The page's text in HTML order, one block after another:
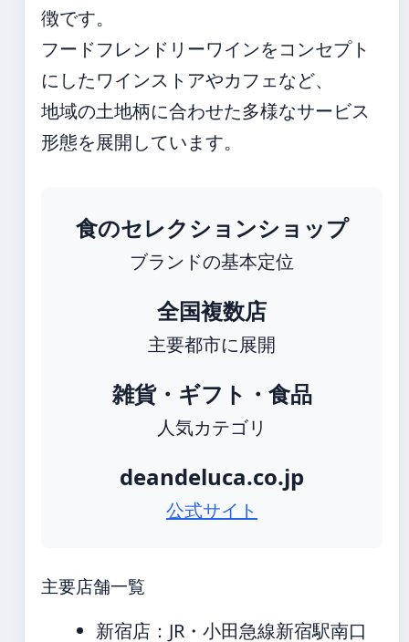
徴です。
フードフレンドリーワインをコンセプト
にしたワインストアやカフェなど、
地域の土地柄に合わせた多様なサービス
形態を展開しています。
食のセレクションショップ
ブランドの基本定位
全国複数店
主要都市に展開
雑貨・ギフト・食品
人気カテゴリ
deandeluca.co.jp
公式サイト
主要店舗一覧
新宿店：JR・小田急線新宿駅南口